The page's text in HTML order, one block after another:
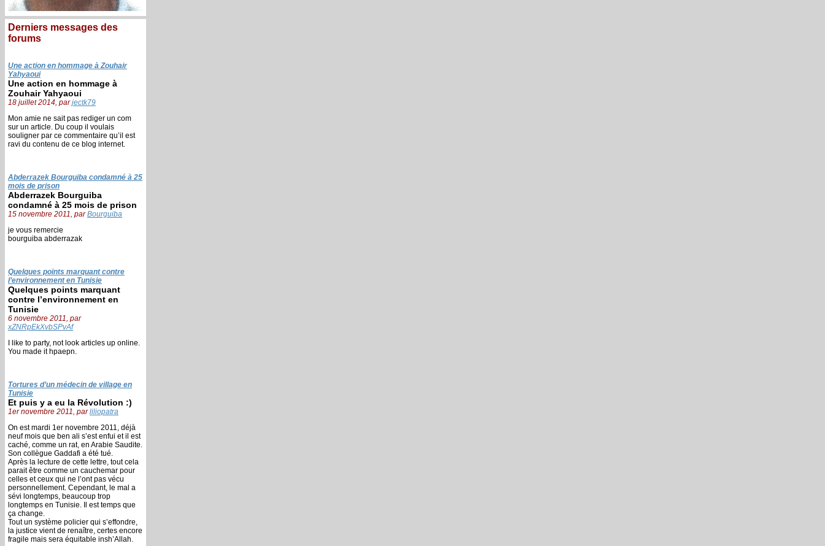
Derniers messages des
forums
Une action en hommage à Zouhair
Yahyaoui
Une action en hommage à
Zouhair Yahyaoui
18 juillet 2014, parjectk79
Mon amie ne sait pas rediger un com
sur un article. Du coup il voulais
souligner par ce commentaire qu’il est
ravi du contenu de ce blog internet.
Abderrazek Bourguiba condamné à 25
mois de prison
Abderrazek Bourguiba
condamné à 25 mois de prison
15 novembre 2011, parBourguiba
je vous remercie
bourguiba abderrazak
Quelques points marquant contre
l’environnement en Tunisie
Quelques points marquant
contre l’environnement en
Tunisie
6 novembre 2011, par
xZNRpEkXvbSPvAf
I like to party, not look articles up online.
You made it hpaepn.
Tortures d’un médecin de village en
Tunisie
Et puis y a eu la Révolution :)
1er novembre 2011, parliliopatra
On est mardi 1er novembre 2011, déjà
neuf mois que ben ali s’est enfui et il est
caché, comme un rat, en Arabie Saudite.
Son collègue Gaddafi a été tué.
Après la lecture de cette lettre, tout cela
parait être comme un cauchemar pour
celles et ceux qui ne l’ont pas vécu
personnellement. Cependant, le mal a
sévi longtemps, beaucoup trop
longtemps en Tunisie. Il est temps que
ça change.
Tout un système policier qui s’effondre,
la justice vient de renaître, certes encore
fragile mais sera équitable insh’Allah.